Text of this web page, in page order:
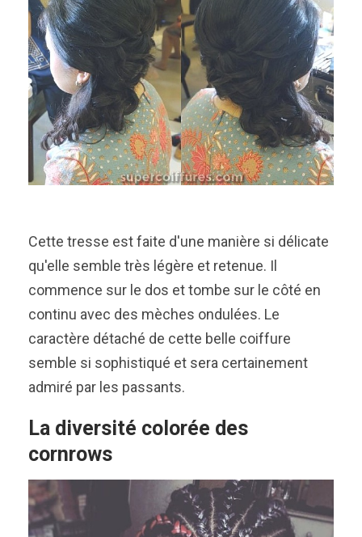
Cette tresse est faite d'une manière si délicate
qu'elle semble très légère et retenue. Il
commence sur le dos et tombe sur le côté en
continu avec des mèches ondulées. Le
caractère détaché de cette belle coiffure
semble si sophistiqué et sera certainement
admiré par les passants.
La diversité colorée des
cornrows